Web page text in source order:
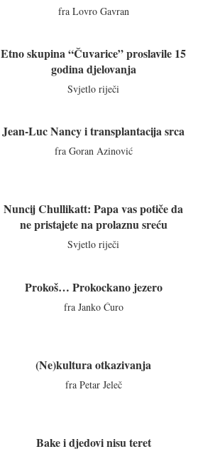
fra Lovro Gavran
Etno skupina “Čuvarice” proslavile 15
godina djelovanja
Svjetlo riječi
Jean-Luc Nancy i transplantacija srca
fra Goran Azinović
Nuncij Chullikatt: Papa vas potiče da
ne pristajete na prolaznu sreću
Svjetlo riječi
Prokoš… Prokockano jezero
fra Janko Ćuro
(Ne)kultura otkazivanja
fra Petar Jeleč
Bake i djedovi nisu teret